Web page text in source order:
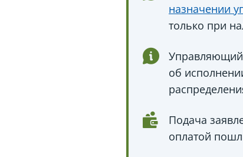
назначении
только при
Управляющий
об
Подача
оплатой